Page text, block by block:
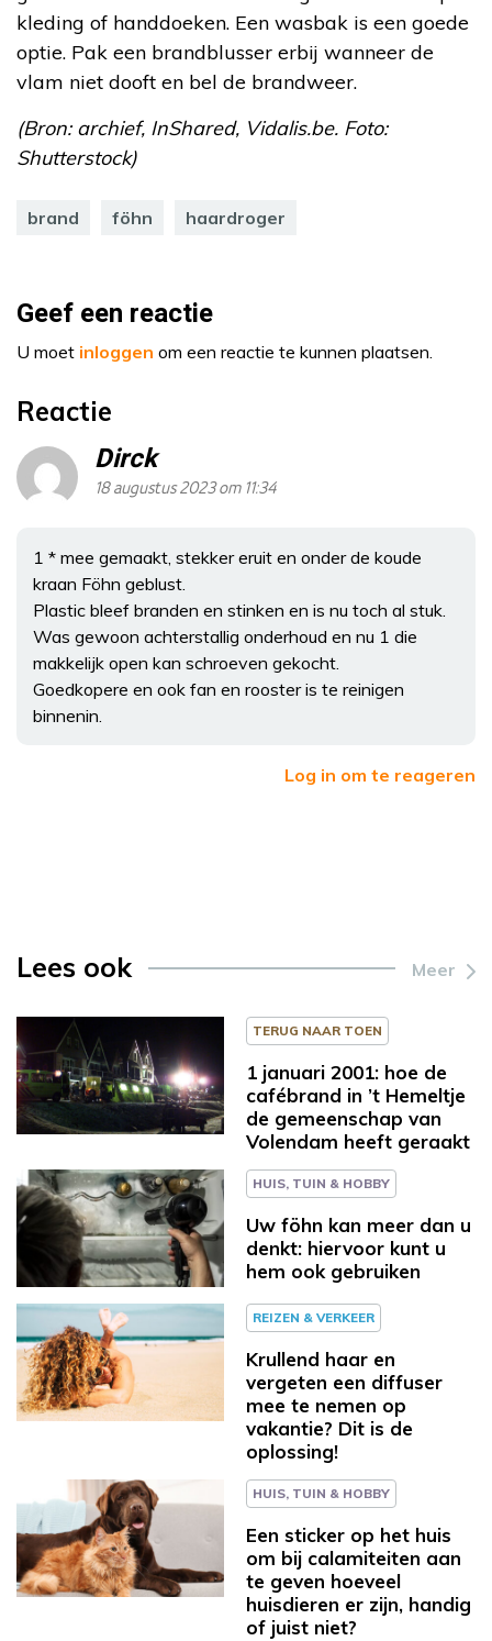
kleding of handdoeken. Een wasbak is een goede
optie. Pak een brandblusser erbij wanneer de
vlam niet dooft en bel de brandweer.
(Bron: archief, InShared, Vidalis.be. Foto:
Shutterstock)
brand föhn haardroger
Geef een reactie
U moet inloggen om een reactie te kunnen plaatsen.
Reactie
Dirck
18 augustus 2023 om 11:34
1 * mee gemaakt, stekker eruit en onder de koude
kraan Föhn geblust.
Plastic bleef branden en stinken en is nu toch al stuk.
Was gewoon achterstallig onderhoud en nu 1 die
makkelijk open kan schroeven gekocht.
Goedkopere en ook fan en rooster is te reinigen
binnenin.
Log in om te reageren
Lees ook Meer
TERUG NAAR TOEN
1 januari 2001: hoe de
cafébrand in ’t Hemeltje
de gemeenschap van
Volendam heeft geraakt
HUIS, TUIN & HOBBY
Uw föhn kan meer dan u
denkt: hiervoor kunt u
hem ook gebruiken
REIZEN & VERKEER
Krullend haar en
vergeten een diffuser
mee te nemen op
vakantie? Dit is de
oplossing!
HUIS, TUIN & HOBBY
Een sticker op het huis
om bij calamiteiten aan
te geven hoeveel
huisdieren er zijn, handig
of juist niet?